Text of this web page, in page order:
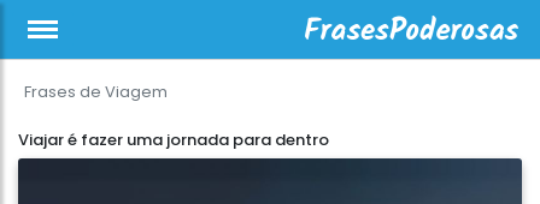
Frases de Viagem
Viajar é fazer uma jornada para dentro